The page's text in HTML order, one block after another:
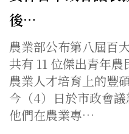
後…
農業部公布第八屆百
共有 11 位傑出青年
農業人才培育上的豐
今（4）日於市政會
他們在農業專…